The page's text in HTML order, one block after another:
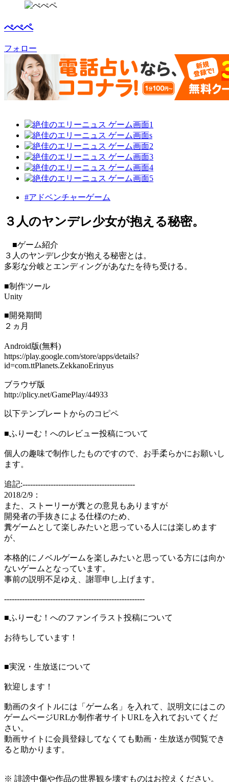
ぺぺペ
フォロー
#アドベンチャーゲーム
３人のヤンデレ少女が抱える秘密。
■ゲーム紹介
３人のヤンデレ少女が抱える秘密とは。
多彩な分岐とエンディングがあなたを待ち受ける。
■制作ツール
Unity
■開発期間
２ヵ月
Android版(無料)
https://play.google.com/store/apps/details?
id=com.ttPlanets.ZekkanoErinyus
ブラウザ版
http://plicy.net/GamePlay/44933
以下テンプレートからのコピペ
■ふりーむ！へのレビュー投稿について
個人の趣味で制作したものですので、お手柔らかにお願いし
ます。
追記:--------------------------------------------
2018/2/9：
また、ストーリーが糞との意見もありますが
開発者の手抜きによる仕様のため、
糞ゲームとして楽しみたいと思っている人には楽しめます
が、
本格的にノベルゲームを楽しみたいと思っている方には向か
ないゲームとなっています。
事前の説明不足ゆえ、謝罪申し上げます。
-------------------------------------------------------
■ふりーむ！へのファンイラスト投稿について
お待ちしています！
■実況・生放送について
歓迎します！
動画のタイトルには「ゲーム名」を入れて、説明文にはこの
ゲームページURLか制作者サイトURLを入れておいてくだ
さい。
動画サイトに会員登録してなくても動画・生放送が閲覧でき
ると助かります。
※ 誹謗中傷や作品の世界観を壊すものはお控えください。